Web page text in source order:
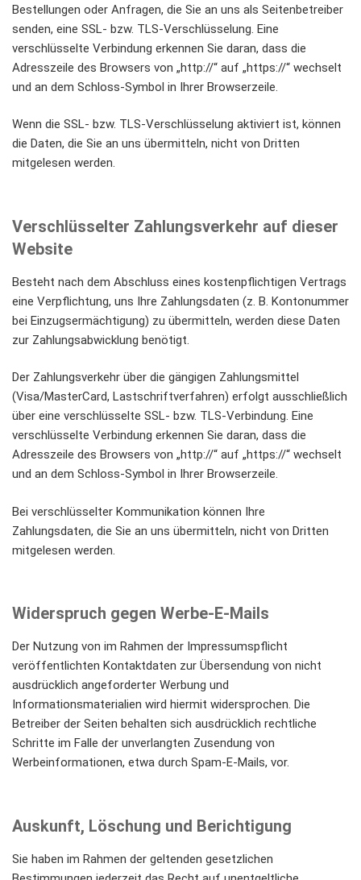
Bestellungen oder Anfragen, die Sie an uns als Seitenbetreiber
senden, eine SSL- bzw. TLS-Verschlüsselung. Eine
verschlüsselte Verbindung erkennen Sie daran, dass die
Adresszeile des Browsers von „http://“ auf „https://“ wechselt
und an dem Schloss-Symbol in Ihrer Browserzeile.
Wenn die SSL- bzw. TLS-Verschlüsselung aktiviert ist, können
die Daten, die Sie an uns übermitteln, nicht von Dritten
mitgelesen werden.
Verschlüsselter Zahlungsverkehr auf dieser
Website
Besteht nach dem Abschluss eines kostenpflichtigen Vertrags
eine Verpflichtung, uns Ihre Zahlungsdaten (z. B. Kontonummer
bei Einzugsermächtigung) zu übermitteln, werden diese Daten
zur Zahlungsabwicklung benötigt.
Der Zahlungsverkehr über die gängigen Zahlungsmittel
(Visa/MasterCard, Lastschriftverfahren) erfolgt ausschließlich
über eine verschlüsselte SSL- bzw. TLS-Verbindung. Eine
verschlüsselte Verbindung erkennen Sie daran, dass die
Adresszeile des Browsers von „http://“ auf „https://“ wechselt
und an dem Schloss-Symbol in Ihrer Browserzeile.
Bei verschlüsselter Kommunikation können Ihre
Zahlungsdaten, die Sie an uns übermitteln, nicht von Dritten
mitgelesen werden.
Widerspruch gegen Werbe-E-Mails
Der Nutzung von im Rahmen der Impressumspflicht
veröffentlichten Kontaktdaten zur Übersendung von nicht
ausdrücklich angeforderter Werbung und
Informationsmaterialien wird hiermit widersprochen. Die
Betreiber der Seiten behalten sich ausdrücklich rechtliche
Schritte im Falle der unverlangten Zusendung von
Werbeinformationen, etwa durch Spam-E-Mails, vor.
Auskunft, Löschung und Berichtigung
Sie haben im Rahmen der geltenden gesetzlichen